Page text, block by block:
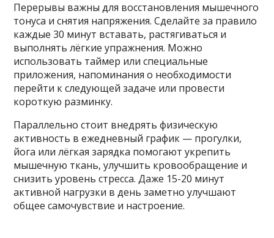
Перерывы важны для восстановления мышечного
тонуса и снятия напряжения. Сделайте за правило
каждые 30 минут вставать, растягиваться и
выполнять лёгкие упражнения. Можно
использовать таймер или специальные
приложения, напоминания о необходимости
перейти к следующей задаче или провести
короткую разминку.
Параллельно стоит внедрять физическую
активность в ежедневный график — прогулки,
йога или лёгкая зарядка помогают укрепить
мышечную ткань, улучшить кровообращение и
снизить уровень стресса. Даже 15-20 минут
активной нагрузки в день заметно улучшают
общее самочувствие и настроение.